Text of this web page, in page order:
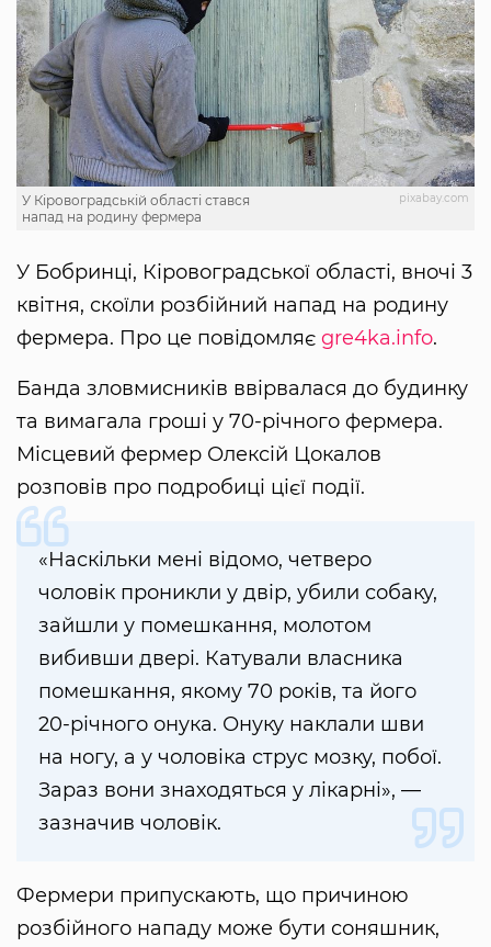
pixabay.com
У Кіровоградській області стався
напад на родину фермера
У Бобринці, Кіровоградської області, вночі 3
квітня, скоїли розбійний напад на родину
фермера. Про це повідомляє gre4ka.info.
Банда зловмисників ввірвалася до будинку
та вимагала гроші у 70-річного фермера.
Місцевий фермер Олексій Цокалов
розповів про подробиці цієї події.
«Наскільки мені відомо, четверо
чоловік проникли у двір, убили собаку,
зайшли у помешкання, молотом
вибивши двері. Катували власника
помешкання, якому 70 років, та його
20-річного онука. Онуку наклали шви
на ногу, а у чоловіка струс мозку, побої.
Зараз вони знаходяться у лікарні», —
зазначив чоловік.
Фермери припускають, що причиною
розбійного нападу може бути соняшник,